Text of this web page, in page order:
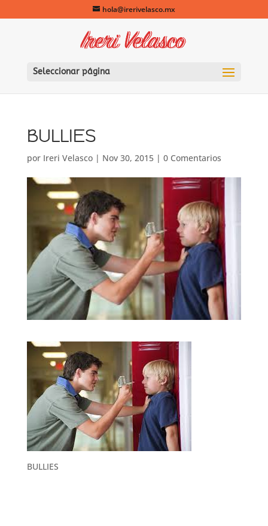
hola@irerivelasco.mx
Seleccionar página
BULLIES
por Ireri Velasco| Nov 30, 2015| 0 Comentarios
BULLIES